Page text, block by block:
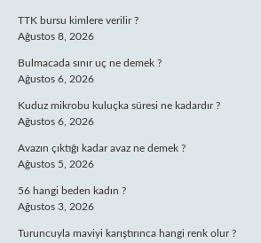
TTK bursu kimlere verilir ?
Ağustos 8, 2026
Bulmacada sınır uç ne demek ?
Ağustos 6, 2026
Kuduz mikrobu kuluçka süresi ne kadardır ?
Ağustos 6, 2026
Avazın çıktığı kadar avaz ne demek ?
Ağustos 5, 2026
56 hangi beden kadın ?
Ağustos 3, 2026
Turuncuyla maviyi karıştırınca hangi renk olur ?